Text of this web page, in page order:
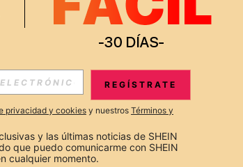
Y NOTICIAS DE SHEIN
Suscribir
REGÍSTRATE
privacidad y cookies y nuestros Términos y
y las últimas noticias de SHEIN
que puedo comunicarme con SHEIN
cualquier momento.